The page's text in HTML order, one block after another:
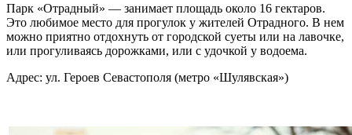
Парк «Отрадный» — занимает площадь около 16 гектаров.
Это любимое место для прогулок у жителей Отрадного. В нем
можно приятно отдохнуть от городской суеты или на лавочке,
или прогуливаясь дорожками, или с удочкой у водоема.
Адрес: ул. Героев Севастополя (метро «Шулявская»)